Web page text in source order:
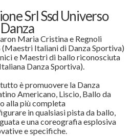
Srl Ssd Universo
Danza
Maria Cristina e Regnoli
Italiani di Danza Sportiva)
e Maestri di ballo riconosciuta
Danza Sportiva).
è promuovere la Danza
Americano, Liscio, Ballo da
alla più completa
in qualsiasi pista da ballo,
e una coreografia esplosiva
e specifiche.